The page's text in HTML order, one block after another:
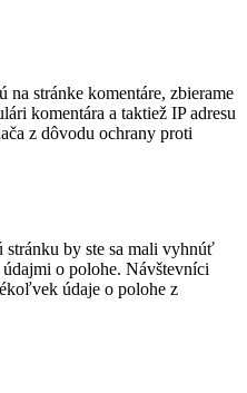
stránke komentáre, zbierame
komentára a taktiež IP adresu
z dôvodu ochrany proti
stránku by ste sa mali vyhnúť
o polohe. Návštevníci
údaje o polohe z